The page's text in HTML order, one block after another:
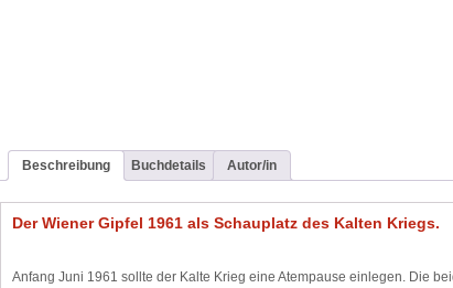
Beschreibung Buchdetails Autor/in
Der Wiener Gipfel 1961 als Schauplatz des Kalten Kriegs.
Anfang Juni 1961 sollte der Kalte Krieg eine Atempause einlegen. Die